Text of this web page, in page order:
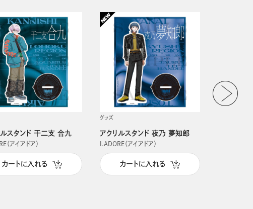
ルスタンド 干二支 合九
（アイアドア）
カートに入れる
グッズ
アクリルスタンド 夜乃 夢知郎
I.ADORE（アイアドア）
カートに入れる